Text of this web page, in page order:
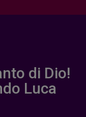
di Dio!
Luca